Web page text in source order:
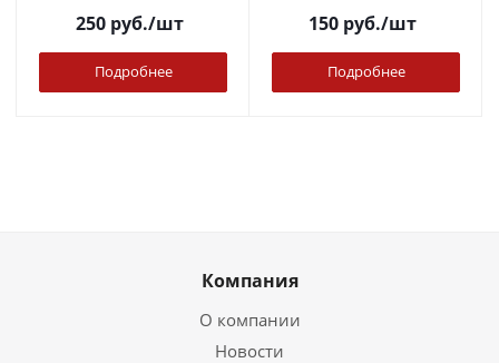
250руб./шт
Подробнее
150руб./шт
Подробнее
Компания
О компании
Новости